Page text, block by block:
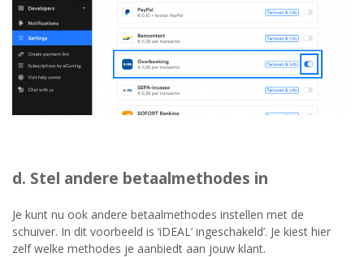
d. Stel andere betaalmethodes in
Je kunt nu ook andere betaalmethodes instellen met de
schuiver. In dit voorbeeld is ‘iDEAL’ ingeschakeld’. Je kiest hier
zelf welke methodes je aanbiedt aan jouw klant.